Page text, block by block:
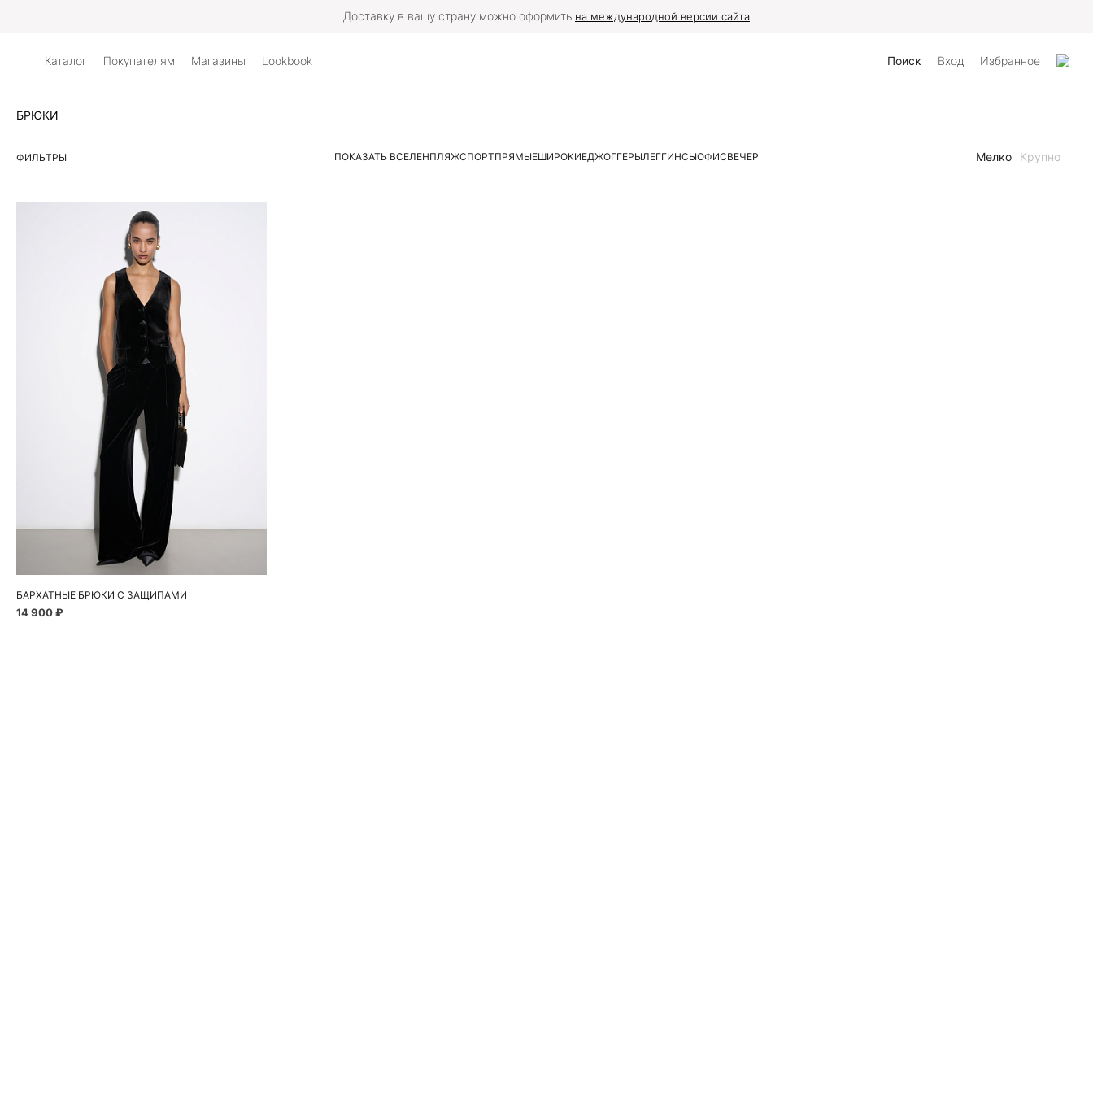
Доставку в вашу страну можно оформить на международной версии сайта
Каталог Покупателям Магазины Lookbook Поиск Вход Избранное
БРЮКИ
ФИЛЬТРЫ ПОКАЗАТЬ ВСЕЛЕНПЛЯЖСПОРТПРЯМЫЕШИРОКИЕДЖОГГЕРЫЛЕГГИНСЫОФИСВЕЧЕР Мелко Крупно
Добавить в корзину
46
БАРХАТНЫЕ БРЮКИ С ЗАЩИПАМИ
14 900 ₽